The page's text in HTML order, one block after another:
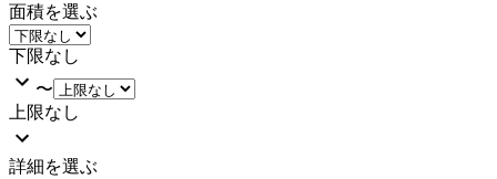
面積を選ぶ
下限なし
〜
上限なし
詳細を選ぶ